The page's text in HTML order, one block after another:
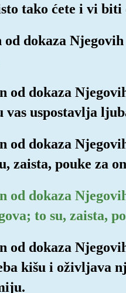
tako ćete i vi
od dokaza
od dokaza
vas uspostavlja
od dokaza
zaista, pouke za
od dokaza
to su, zaista,
od dokaza
kišu i oživljava